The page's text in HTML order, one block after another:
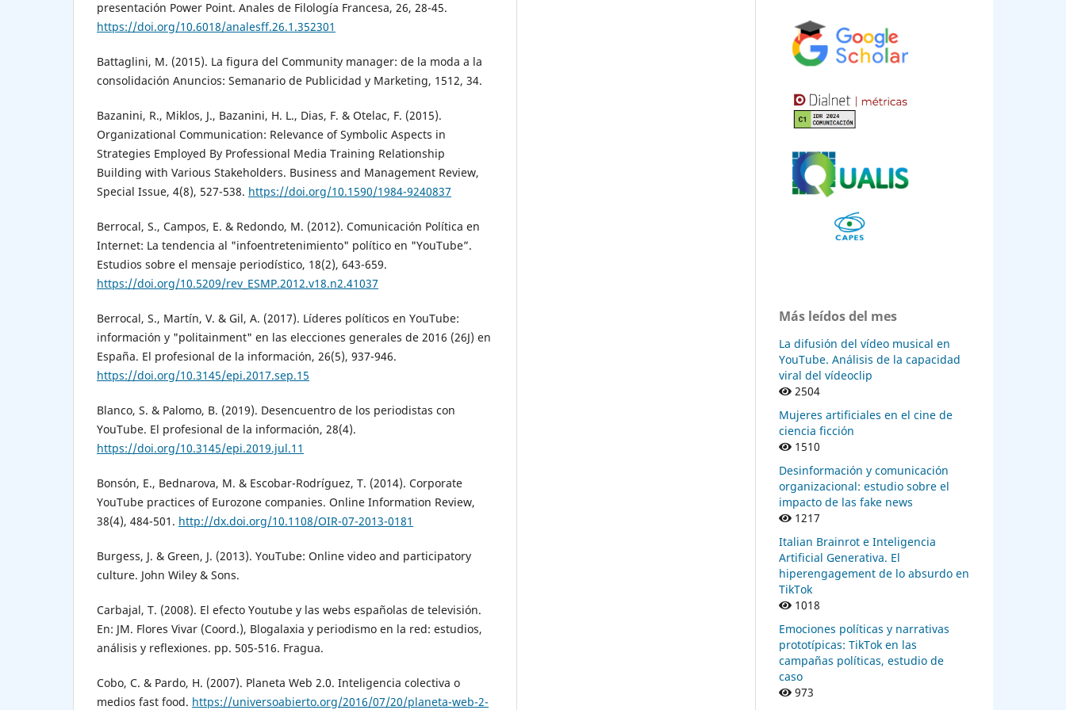
presentación Power Point. Anales de Filología Francesa, 26, 28-45.
https://doi.org/10.6018/analesff.26.1.352301
Battaglini, M. (2015). La figura del Community manager: de la moda a la
consolidación Anuncios: Semanario de Publicidad y Marketing, 1512, 34.
Bazanini, R., Miklos, J., Bazanini, H. L., Dias, F. & Otelac, F. (2015).
Organizational Communication: Relevance of Symbolic Aspects in
Strategies Employed By Professional Media Training Relationship
Building with Various Stakeholders. Business and Management Review,
Special Issue, 4(8), 527-538. https://doi.org/10.1590/1984-9240837
Berrocal, S., Campos, E. & Redondo, M. (2012). Comunicación Política en
Internet: La tendencia al "infoentretenimiento" político en "YouTube”.
Estudios sobre el mensaje periodístico, 18(2), 643-659.
https://doi.org/10.5209/rev_ESMP.2012.v18.n2.41037
Berrocal, S., Martín, V. & Gil, A. (2017). Líderes políticos en YouTube:
información y "politainment" en las elecciones generales de 2016 (26J) en
España. El profesional de la información, 26(5), 937-946.
https://doi.org/10.3145/epi.2017.sep.15
Blanco, S. & Palomo, B. (2019). Desencuentro de los periodistas con
YouTube. El profesional de la información, 28(4).
https://doi.org/10.3145/epi.2019.jul.11
Bonsón, E., Bednarova, M. & Escobar-Rodríguez, T. (2014). Corporate
YouTube practices of Eurozone companies. Online Information Review,
38(4), 484-501. http://dx.doi.org/10.1108/OIR-07-2013-0181
Burgess, J. & Green, J. (2013). YouTube: Online video and participatory
culture. John Wiley & Sons.
Carbajal, T. (2008). El efecto Youtube y las webs españolas de televisión.
En: JM. Flores Vivar (Coord.), Blogalaxia y periodismo en la red: estudios,
análisis y reflexiones. pp. 505-516. Fragua.
Cobo, C. & Pardo, H. (2007). Planeta Web 2.0. Inteligencia colectiva o
medios fast food. https://universoabierto.org/2016/07/20/planeta-web-2-
Más leídos del mes
La difusión del vídeo musical en
YouTube. Análisis de la capacidad
viral del vídeoclip
2504
Mujeres artificiales en el cine de
ciencia ficción
1510
Desinformación y comunicación
organizacional: estudio sobre el
impacto de las fake news
1217
Italian Brainrot e Inteligencia
Artificial Generativa. El
hiperengagement de lo absurdo en
TikTok
1018
Emociones políticas y narrativas
prototípicas: TikTok en las
campañas políticas, estudio de
caso
973